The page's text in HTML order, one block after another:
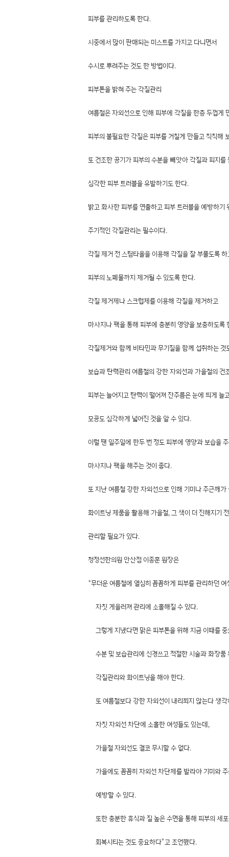
피부를 관리하도록 한다.
시중에서 많이 판매되는 미스트를 가지고 다니면서
수시로 뿌려주는 것도 한 방법이다.
피부톤을 밝혀 주는 각질관리
여름철은 자외선으로 인해 피부에 각질을 한층 두껍게
피부의 불필요한 각질은 피부를 거칠게 만들고 칙칙해
또 건조한 공기가 피부의 수분을 빼앗아 각질과 피지를
심각한 피부 트러블을 유발하기도 한다.
밝고 화사한 피부를 연출하고 피부 트러블을 예방하기
주기적인 각질관리는 필수이다.
각질 제거 전 스팀타올을 이용해 각질을 잘 부풀도록 하
피부의 노폐물까지 제거될 수 있도록 한다.
각질 제거제나 스크럽제를 이용해 각질을 제거하고
마사지나 팩을 통해 피부에 충분히 영양을 보충하도록
각질제거와 함께 비타민과 무기질을 함께 섭취하는 것
보습과 탄력관리 여름철의 강한 자외선과 가을철의 건
피부는 늘어지고 탄력이 떨어져 잔주름은 눈에 띄게 늘고
모공도 심각하게 넓어진 것을 알 수 있다.
이럴 땐 일주일에 한두 번 정도 피부에 영양과 보습을
마사지나 팩을 해주는 것이 좋다.
또 지난 여름철 강한 자외선으로 인해 기미나 주근깨가
화이트닝 제품을 활용해 가을철, 그 색이 더 진해지기
관리할 필요가 있다.
청정선한의원 안산점 이종훈 원장은
“무더운 여름철에 열심히 꼼꼼하게 피부를 관리하던 여
자칫 게을러져 관리에 소홀해질 수 있다.
그렇게 지냈다면 맑은 피부톤을 위해 지금 이때를
수분 및 보습관리에 신경쓰고 적절한 시술과 화장품
각질관리와 화이트닝을 해야 한다.
또 여름철보다 강한 자외선이 내리쬐지 않는다 생각
자칫 자외선 차단에 소홀한 여성들도 있는데,
가을철 자외선도 결코 무시할 수 없다.
가을에도 꼼꼼히 자외선 차단제를 발라야 기미와
예방할 수 있다.
또한 충분한 휴식과 질 높은 수면을 통해 피부의 세
회복시티는 것도 중요하다”고 조언했다.